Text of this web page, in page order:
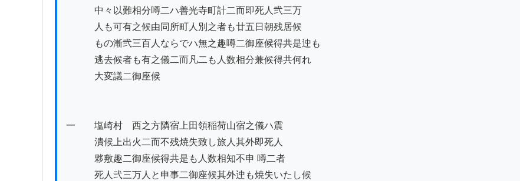
中々以難相分噂二ハ善光寺町計二而即死人弐三万
人も可有之候由同所町人別之者も廿五日朝残居候
もの漸弐三百人ならでハ無之趣噂二御座候得共是迚も
逃去候者も有之儀二而凡二も人数相分兼候得共何れ
大変議二御座候
一　　塩崎村ゟ西之方隣宿上田領稲荷山宿之儀ハ震
潰候上出火二而不残焼失致し旅人其外即死人
夥敷趣二御座候得共是も人数相知不申 噂二者
死人弐三万人と申事二御座候其外迚も焼失いたし候